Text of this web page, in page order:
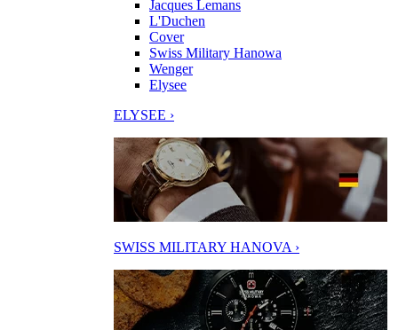
Jacques Lemans
L'Duchen
Cover
Swiss Military Hanowa
Wenger
Elysee
ELYSEE ›
SWISS MILITARY HANOVA ›